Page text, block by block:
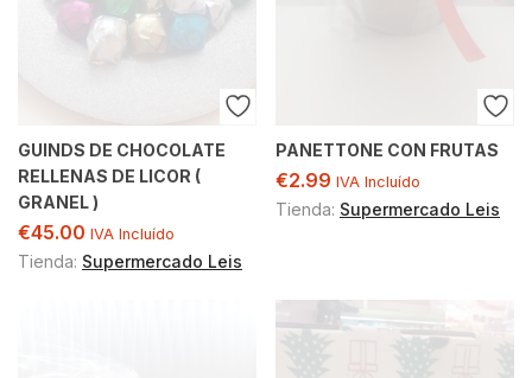
GUINDS DE CHOCOLATE
RELLENAS DE LICOR (
GRANEL )
€45.00 IVA Incluído
Tienda: Supermercado Leis
PANETTONE CON FRUTAS
€2.99 IVA Incluído
Tienda: Supermercado Leis